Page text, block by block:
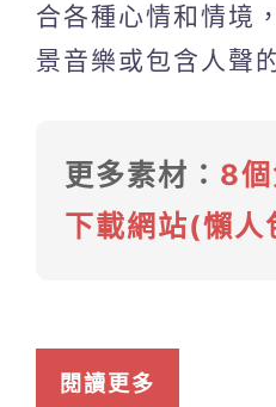
合各種心情和情境
景音樂或包含人聲
更多素材： 8
下載網站(懶人
閱讀更多